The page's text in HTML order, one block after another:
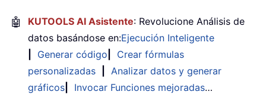
🤖 KUTOOLS AI Asistente: Revolucione Análisis de
datos basándose en:Ejecución Inteligente
Generar código
Crear fórmulas
personalizadas
Analizar datos y generar
gráficos
Invocar Funciones mejoradas…